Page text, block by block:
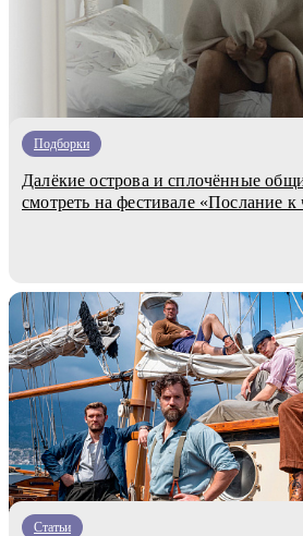
Подборки
Далёкие острова и сплочённые
смотреть на фестивале «Послание к
Статьи